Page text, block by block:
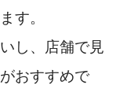
す。
し、店舗で見
おすすめで